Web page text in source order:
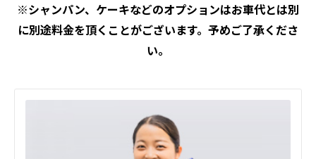
※シャンパン、ケーキなどのオプションはお車代とは別
に別途料金を頂くことがございます。予めご了承くださ
い。